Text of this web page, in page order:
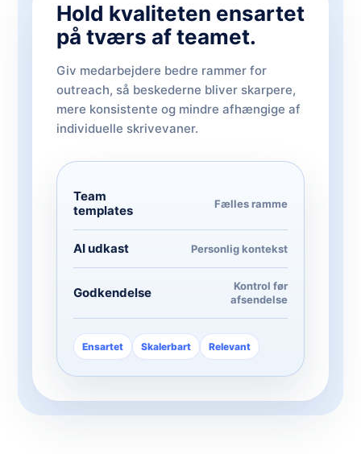
Hold kvaliteten ensartet
på tværs af teamet.
Giv medarbejdere bedre rammer for
outreach, så beskederne bliver skarpere,
mere konsistente og mindre afhængige af
individuelle skrivevaner.
Team
templates
Fælles ramme
AI udkast Personlig kontekst
Godkendelse
Kontrol før
afsendelse
Ensartet Skalerbart Relevant